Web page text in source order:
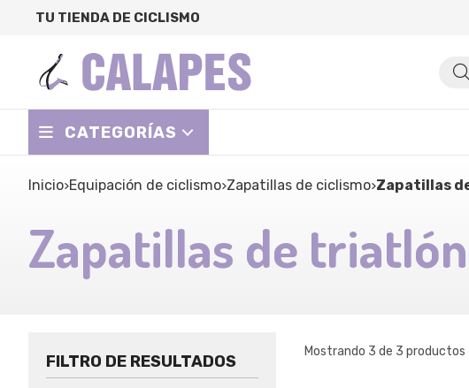
TU TIENDA DE CICLISMO
CATEGORÍAS
Inicio equipación de ciclismo zapatillas de ciclismo Zapatillas
Zapatillas de triatlón
Mostrando 3 de 3 productos
FILTRO DE RESULTADOS